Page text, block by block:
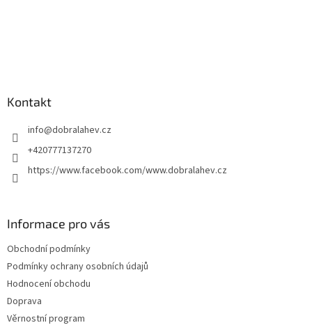
Kontakt
info@dobralahev.cz
+420777137270
https://www.facebook.com/www.dobralahev.cz
Informace pro vás
Obchodní podmínky
Podmínky ochrany osobních údajů
Hodnocení obchodu
Doprava
Věrnostní program